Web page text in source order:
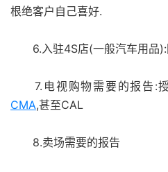
根绝客户自己喜好.
6.入驻4S店(一般汽车用品):
7.电视购物需要的报告:授
CMA,甚至CAL
8.卖场需要的报告